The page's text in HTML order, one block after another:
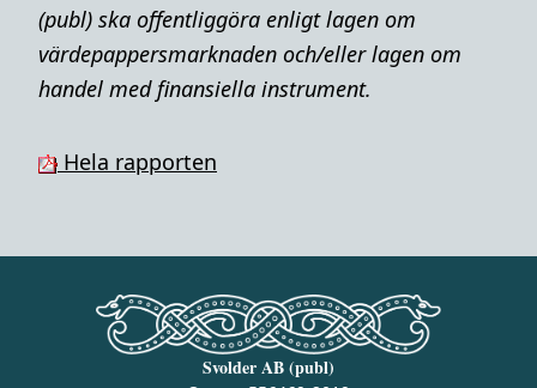
(publ) ska offentliggöra enligt lagen om
värdepappersmarknaden och/eller lagen om
handel med finansiella instrument.
Hela rapporten
Svolder AB (publ)